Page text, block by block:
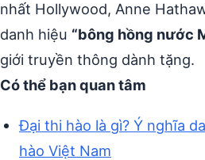
nhất Hollywood, Anne
danh hiệu “bông hồng nước
giới truyền thông dành tặng.
Có thể bạn quan tâm
Đại thi hào là gì? Ý nghĩa
hào Việt Nam